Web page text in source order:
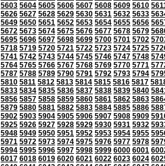
5603 5604 5605 5606 5607 5608 5609 5610
5626 5627 5628 5629 5630 5631 5632 5633
5649 5650 5651 5652 5653 5654 5655 5656
5672 5673 5674 5675 5676 5677 5678 5679
5695 5696 5697 5698 5699 5700 5701 5702
5718 5719 5720 5721 5722 5723 5724 5725
5741 5742 5743 5744 5745 5746 5747 5748
5764 5765 5766 5767 5768 5769 5770 5771
5787 5788 5789 5790 5791 5792 5793 5794
5810 5811 5812 5813 5814 5815 5816 5817
5833 5834 5835 5836 5837 5838 5839 5840
5856 5857 5858 5859 5860 5861 5862 5863
5879 5880 5881 5882 5883 5884 5885 5886
5902 5903 5904 5905 5906 5907 5908 5909
5925 5926 5927 5928 5929 5930 5931 5932
5948 5949 5950 5951 5952 5953 5954 5955
5971 5972 5973 5974 5975 5976 5977 5978
5994 5995 5996 5997 5998 5999 6000 6001
6017 6018 6019 6020 6021 6022 6023 6024